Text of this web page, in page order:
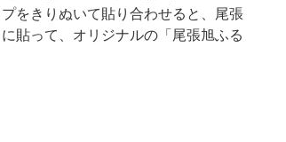
をきりぬいて貼り合わせると、尾張
貼って、オリジナルの「尾張旭ふる